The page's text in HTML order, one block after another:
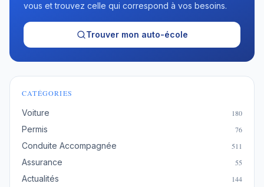
vous et trouvez celle qui correspond à vos besoins.
Trouver mon auto-école
CATÉGORIES
Voiture 180
Permis 76
Conduite Accompagnée 511
Assurance 55
Actualités 144